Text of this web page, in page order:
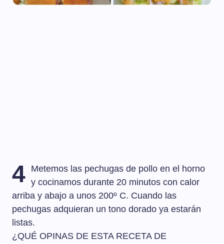
4 Metemos las pechugas de pollo en el horno
y cocinamos durante 20 minutos con calor
arriba y abajo a unos 200º C. Cuando las
pechugas adquieran un tono dorado ya estarán
listas.
¿QUÉ OPINAS DE ESTA RECETA DE